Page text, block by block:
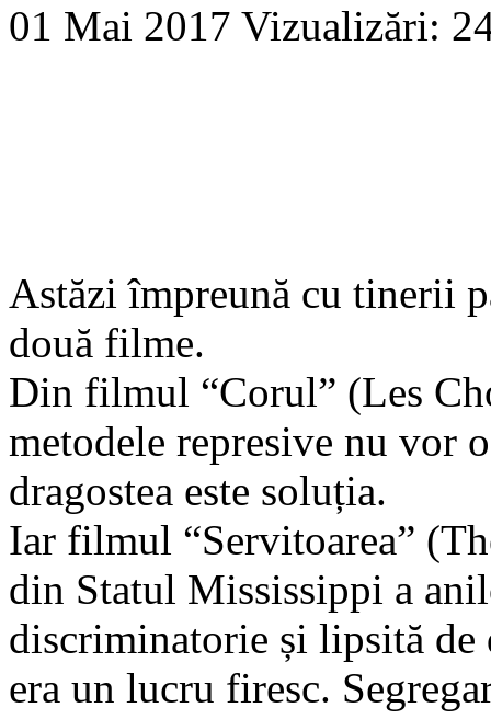
01 Mai 2017 Vizualizări:
Astăzi împreună cu tinerii
două filme.
Din filmul “Corul” (Les
metodele represive nu vor
dragostea este soluția.
Iar filmul “Servitoarea”
din Statul Mississippi a
discriminatorie și lipsită de
era un lucru firesc.